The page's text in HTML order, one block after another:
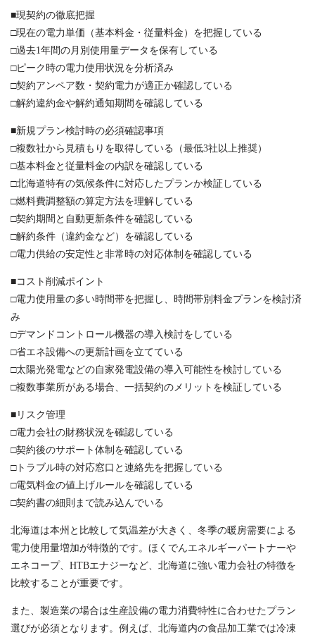
■現契約の徹底把握
□現在の電力単価（基本料金・従量料金）を把握している
□過去1年間の月別使用量データを保有している
□ピーク時の電力使用状況を分析済み
□契約アンペア数・契約電力が適正か確認している
□解約違約金や解約通知期間を確認している
■新規プラン検討時の必須確認事項
□複数社から見積もりを取得している（最低3社以上推奨）
□基本料金と従量料金の内訳を確認している
□北海道特有の気候条件に対応したプランか検証している
□燃料費調整額の算定方法を理解している
□契約期間と自動更新条件を確認している
□解約条件（違約金など）を確認している
□電力供給の安定性と非常時の対応体制を確認している
■コスト削減ポイント
□電力使用量の多い時間帯を把握し、時間帯別料金プランを検討済
み
□デマンドコントロール機器の導入検討をしている
□省エネ設備への更新計画を立てている
□太陽光発電などの自家発電設備の導入可能性を検討している
□複数事業所がある場合、一括契約のメリットを検証している
■リスク管理
□電力会社の財務状況を確認している
□契約後のサポート体制を確認している
□トラブル時の対応窓口と連絡先を把握している
□電気料金の値上げルールを確認している
□契約書の細則まで読み込んでいる
北海道は本州と比較して気温差が大きく、冬季の暖房需要による
電力使用量増加が特徴的です。ほくでんエネルギーパートナーや
エネコープ、HTBエナジーなど、北海道に強い電力会社の特徴を
比較することが重要です。
また、製造業の場合は生産設備の電力消費特性に合わせたプラン
選びが必須となります。例えば、北海道内の食品加工業では冷凍